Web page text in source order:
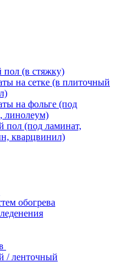
(в стяжку)
на сетке (в плиточный
на фольге (под
линолеум)
пол (под ламинат,
кварцвинил)
обогрева
/ ленточный